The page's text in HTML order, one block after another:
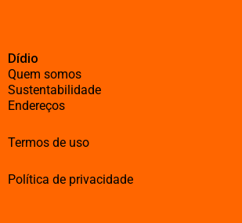
Dídio
Quem somos
Sustentabilidade
Endereços
Termos de uso
Política de privacidade